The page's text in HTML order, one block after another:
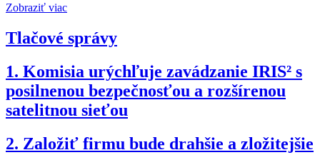
Zobraziť viac
Tlačové správy
1. Komisia urýchľuje zavádzanie IRIS² s
posilnenou bezpečnosťou a rozšírenou
satelitnou sieťou
2. Založiť firmu bude drahšie a zložitejšie